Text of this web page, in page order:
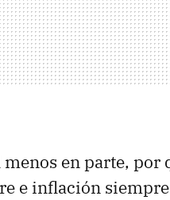
menos en parte,
e inflación siempre